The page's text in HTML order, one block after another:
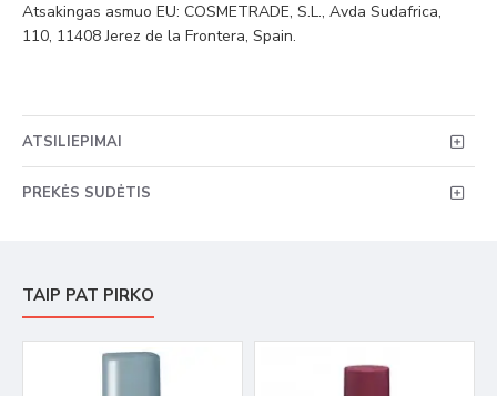
Atsakingas asmuo EU: COSMETRADE, S.L., Avda Sudafrica,
110, 11408 Jerez de la Frontera, Spain.
ATSILIEPIMAI
PREKĖS SUDĖTIS
TAIP PAT PIRKO